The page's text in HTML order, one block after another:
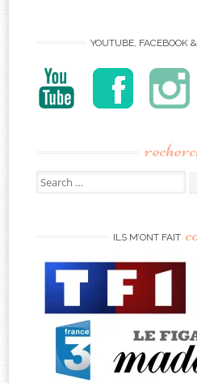
YOUTUBE, FACEBOOK &
Search
for:
ILS M’ONT FAIT